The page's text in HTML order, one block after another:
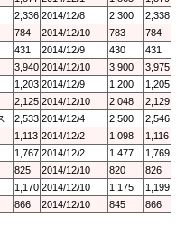
2,336 2014/12/8 2,300
2,338
784 2014/12/10 783
784
431 2014/12/9 430
431
3,940 2014/12/10 3,900
3,975
1,203 2014/12/9 1,200
1,205
2,125 2014/12/10 2,048
2,129
2,533 2014/12/4 2,500
2,546
1,113 2014/12/2 1,098
1,116
1,767 2014/12/2 1,477
1,769
825 2014/12/10 820
826
1,170 2014/12/10 1,175
1,199
866 2014/12/10 845 866